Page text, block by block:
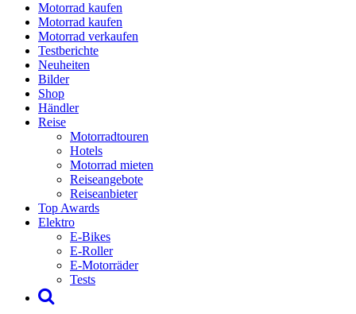
Motorrad kaufen
Motorrad kaufen
Motorrad verkaufen
Testberichte
Neuheiten
Bilder
Shop
Händler
Reise
Motorradtouren
Hotels
Motorrad mieten
Reiseangebote
Reiseanbieter
Top Awards
Elektro
E-Bikes
E-Roller
E-Motorräder
Tests